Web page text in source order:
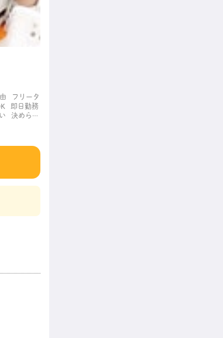
フリータ
即日勤務
決められ